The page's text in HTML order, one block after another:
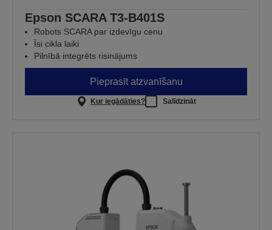
Epson SCARA T3-B401S
Robots SCARA par izdevīgu cenu
Īsi cikla laiki
Pilnībā integrēts risinājums
Pieprasīt atzvanīšanu
Kur iegādāties? Salīdzināt